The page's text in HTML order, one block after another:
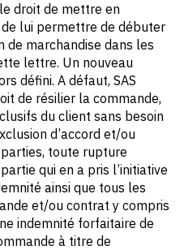
le droit de mettre en
lui permettre de débuter
marchandise dans les
lettre. Un nouveau
défini. A défaut, SAS
de résilier la commande,
du client sans besoin
d’accord et/ou
toute rupture
qui en a pris l’initiative
ainsi que tous les
et/ou contrat y compris
indemnité forfaitaire de
à titre de